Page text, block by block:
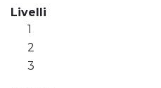
Livelli
1
2
3